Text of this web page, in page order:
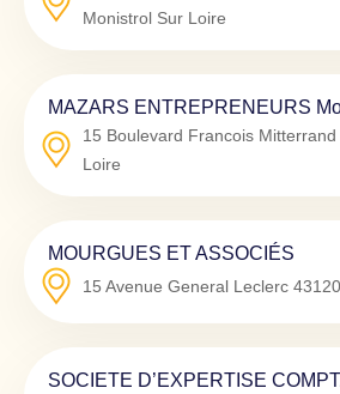
Monistrol Sur Loire
MAZARS ENTREPRENEURS
15 Boulevard Francois Mitterrand
Loire
MOURGUES ET ASSOCIÉS
15 Avenue General Leclerc 43120
SOCIETE D’EXPERTISE